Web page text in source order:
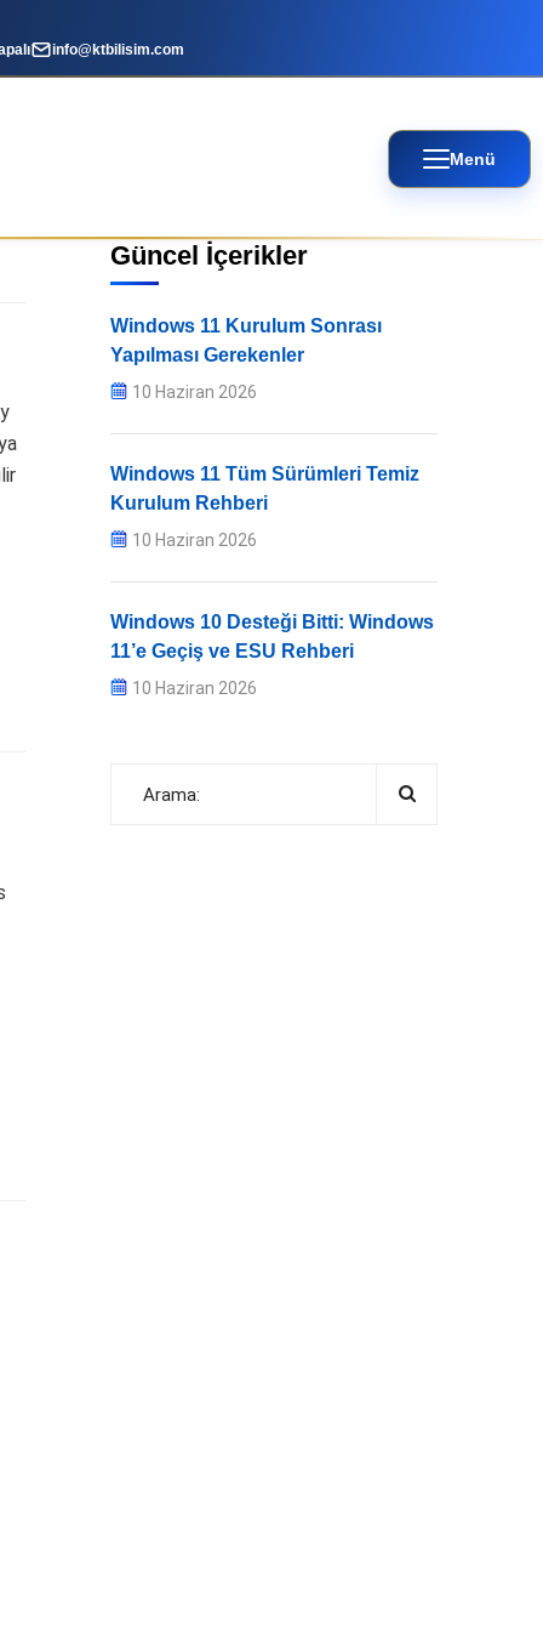
info@ktbilisim.com
Menü
Güncel İçerikler
Windows 11 Kurulum Sonrası
Yapılması Gerekenler
10 Haziran 2026
Windows 11 Tüm Sürümleri Temiz
Kurulum Rehberi
10 Haziran 2026
Windows 10 Desteği Bitti: Windows
11’e Geçiş ve ESU Rehberi
10 Haziran 2026